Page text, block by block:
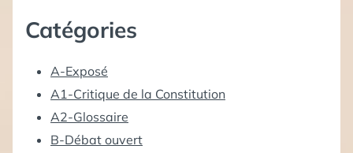
Catégories
A-Exposé
A1-Critique de la Constitution
A2-Glossaire
B-Débat ouvert